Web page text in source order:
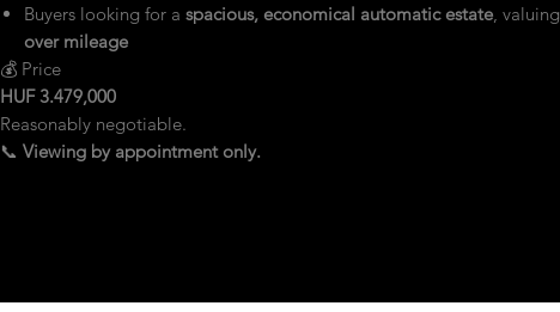
Buyers looking for a spacious, economical automatic estate , valuing
over mileage
💰 Price
HUF 3.479,000
Reasonably negotiable.
📞 Viewing by appointment only.